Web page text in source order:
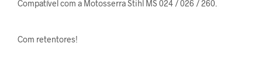
Compatível com a Motosserra Stihl MS 024 / 026 / 260.
Com retentores!